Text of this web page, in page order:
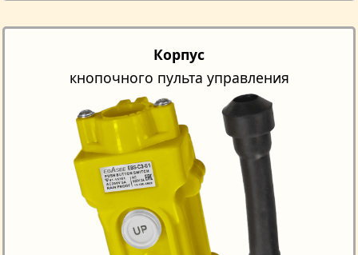
Корпус
кнопочного пульта управления